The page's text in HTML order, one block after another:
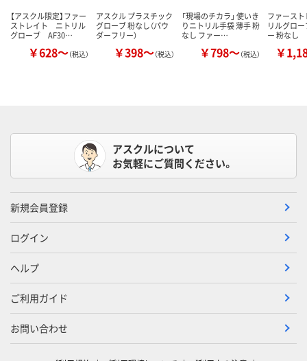
【アスクル限定】ファー
ストレイト ニトリル
グローブ AF30…
￥628～（税込）
アスクル プラスチック
グローブ 粉なし（パウ
ダーフリー）
￥398～（税込）
「現場のチカラ」 使いき
りニトリル手袋 薄手 粉
なし ファー…
￥798～（税込）
ファース
リルグロ
ー 粉な
￥
アスクルについて
お気軽にご質問ください。
新規会員登録
ログイン
ヘルプ
ご利用ガイド
お問い合わせ